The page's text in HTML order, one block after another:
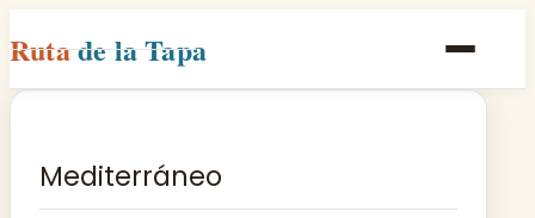
Rutade la Tapa
Inicio
Rutas
Mediterráneo